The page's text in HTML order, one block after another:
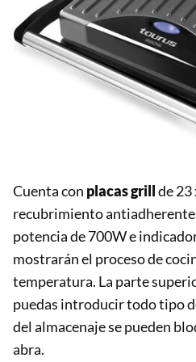
Cuenta con placas grillde 23
recubrimiento
potencia de 700W e
mostrarán el proceso de
temperatura. La parte
puedas introducir todo tipo
del almacenaje se pueden
abra.